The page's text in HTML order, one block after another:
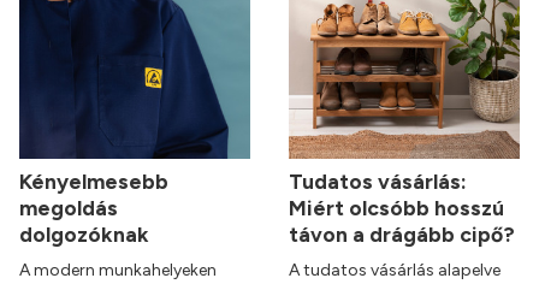
Kényelmesebb
megoldás
dolgozóknak
A modern munkahelyeken
Tudatos vásárlás:
Miért olcsóbb hosszú
távon a drágább cipő?
A tudatos vásárlás alapelve